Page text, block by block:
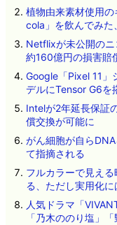
植物由来素材使用
cola」を飲んでみた
Netflixが未公開の
約160億円の損害賠
Google「Pixel 11」
デルにTensor G6を
Intelが2年延長保証
償交換が可能に
がん細胞が自ら
て指摘される
フルカラーで見え
る、ただし実用化に
人気ドラマ「
「乃木ののり塩」